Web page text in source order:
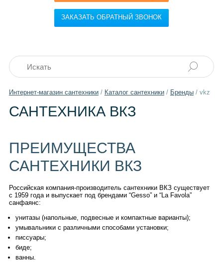
ЗАКАЗАТЬ ОБРАТНЫЙ ЗВОНОК
Интернет-магазин сантехники/ Каталог сантехники/ Бренды/ vkz
САНТЕХНИКА ВКЗ
ПРЕИМУЩЕСТВА
САНТЕХНИКИ ВКЗ
Российская компания-производитель сантехники ВКЗ существует
с 1959 года и выпускает под брендами “Gesso” и “La Favola”
санфаянс:
унитазы (напольные, подвесные и компактные варианты);
умывальники с различными способами установки;
писсуары;
биде;
ванны.